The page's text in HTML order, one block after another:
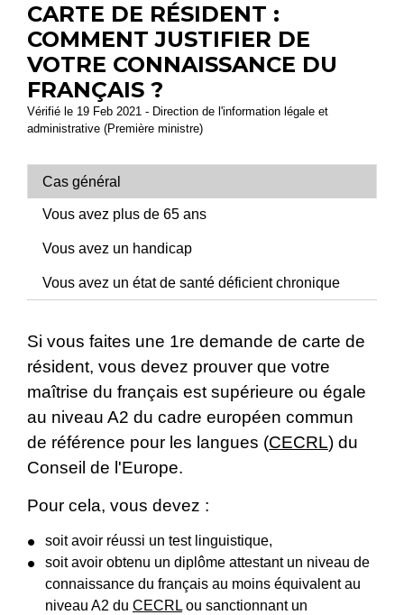
CARTE DE RÉSIDENT :
COMMENT JUSTIFIER DE
VOTRE CONNAISSANCE DU
FRANÇAIS ?
Vérifié le 19 Feb 2021 - Direction de l'information légale et
administrative (Première ministre)
Cas général
Vous avez plus de 65 ans
Vous avez un handicap
Vous avez un état de santé déficient chronique
Si vous faites une 1re demande de carte de
résident, vous devez prouver que votre
maîtrise du français est supérieure ou égale
au niveau A2 du cadre européen commun
de référence pour les langues (CECRL) du
Conseil de l'Europe.
Pour cela, vous devez :
soit avoir réussi un test linguistique,
soit avoir obtenu un diplôme attestant un niveau de
connaissance du français au moins équivalent au
niveau A2 du CECRL ou sanctionnant un